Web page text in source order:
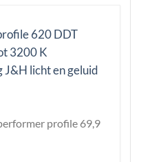
profile 69,9